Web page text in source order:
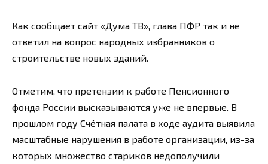
Как сообщает сайт «Дума ТВ», глава ПФР так и не
ответил на вопрос народных избранников о
строительстве новых зданий.
Отметим, что претензии к работе Пенсионного
фонда России высказываются уже не впервые. В
прошлом году Счётная палата в ходе аудита выявила
масштабные нарушения в работе организации, из-за
которых множество стариков недополучили